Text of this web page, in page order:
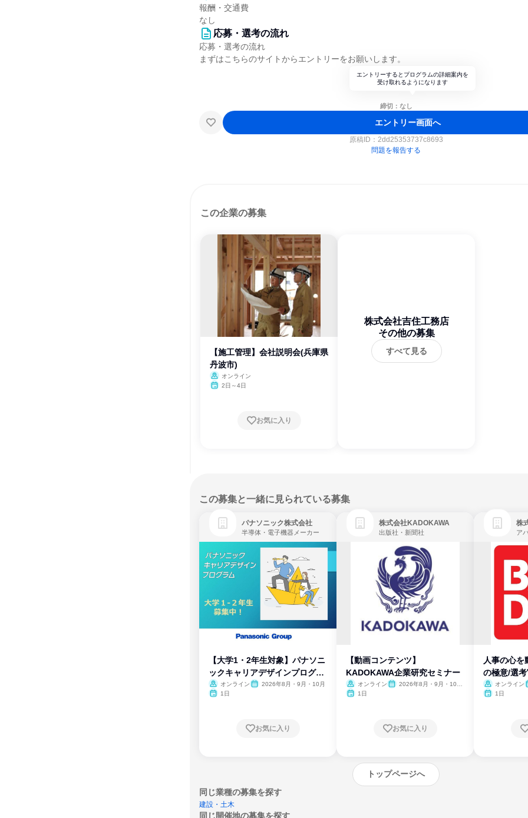
報酬・交通費
なし
応募・選考の流れ
応募・選考の流れ
まずはこちらのサイトからエントリーをお願いします。
エントリーするとプログラムの詳細案内を
受け取れるようになります
締切：なし
エントリー画面へ
原稿ID： 2dd25353737c8693
問題を報告する
この企業の募集
【施工管理】会社説明会(兵庫県
丹波市)
オンライン
2日～4日
お気に入り
株式会社吉住工務店
その他の募集
すべて見る
この募集と一緒に見られている募集
パナソニック株式会社
半導体・電子機器メーカー
【大学1・2年生対象】パナソニ
ックキャリアデザインプログラ
ム
オンライン
2026年8月・9月・10月
1日
お気に入り
株式会社KADOKAWA
出版社・新聞社
【動画コンテンツ】
KADOKAWA企業研究セミナー
オンライン
2026年8月・9月・10
1日
お気に入り
株
人事の心を
の極意/選
開
オンライン
1日
トップページへ
同じ業種の募集を探す
建設・土木
同じ開催地の募集を探す